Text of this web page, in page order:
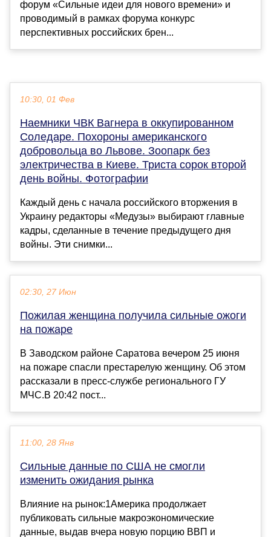
форум «Сильные идеи для нового времени» и
проводимый в рамках форума конкурс
перспективных российских брен...
10:30, 01 Фев
Наемники ЧВК Вагнера в оккупированном
Соледаре. Похороны американского
добровольца во Львове. Зоопарк без
электричества в Киеве. Триста сорок второй
день войны. Фотографии
Каждый день с начала российского вторжения в
Украину редакторы «Медузы» выбирают главные
кадры, сделанные в течение предыдущего дня
войны. Эти снимки...
02:30, 27 Июн
Пожилая женщина получила сильные ожоги
на пожаре
В Заводском районе Саратова вечером 25 июня
на пожаре спасли престарелую женщину. Об этом
рассказали в пресс-службе регионального ГУ
МЧС.В 20:42 пост...
11:00, 28 Янв
Сильные данные по США не смогли
изменить ожидания рынка
Влияние на рынок:1Америка продолжает
публиковать сильные макроэкономические
данные, выдав вчера новую порцию ВВП и